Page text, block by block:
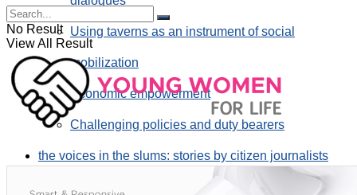
Using taverns as an instrument of social
mobilization
Economic empowerment
Challenging policies and duty bearers
the voices in the slums: stories by citizen journalists
No Result
View All Result